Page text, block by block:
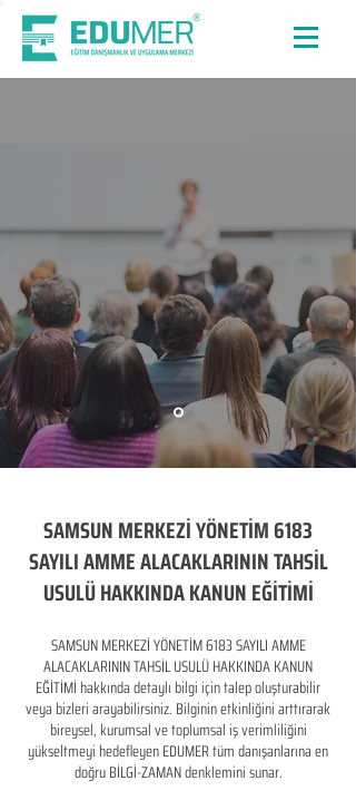
SAMSUN MERKEZİ YÖNETİM 6183
SAYILI AMME ALACAKLARININ TAHSİL
USULÜ HAKKINDA KANUN EĞİTİMİ
SAMSUN MERKEZİ YÖNETİM 6183 SAYILI AMME
ALACAKLARININ TAHSİL USULÜ HAKKINDA KANUN
EĞİTİMİ hakkında detaylı bilgi için talep oluşturabilir
veya bizleri arayabilirsiniz. Bilginin etkinliğini arttırarak
bireysel, kurumsal ve toplumsal iş verimliliğini
yükseltmeyi hedefleyen​ EDUMER tüm danışanlarına en
doğru BİLGİ-ZAMAN denklemini sunar.